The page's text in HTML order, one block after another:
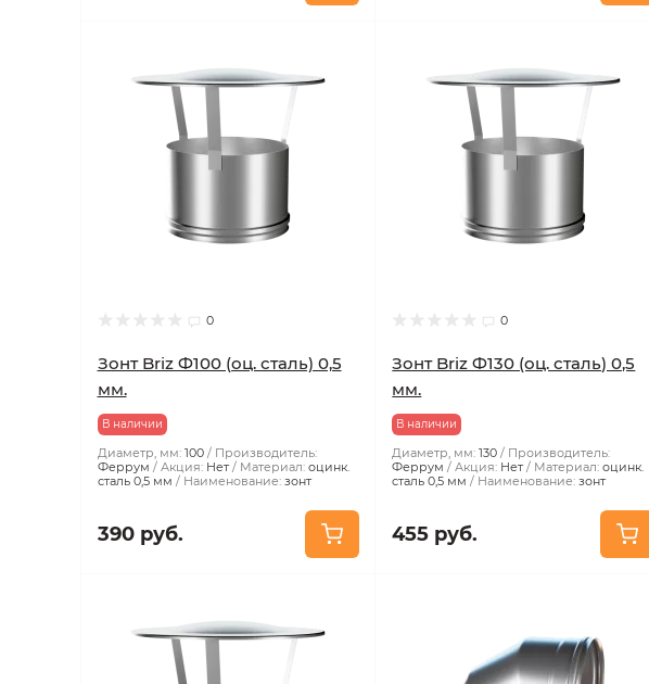
0
Зонт Briz Ф100 (оц. сталь) 0,5
мм.
В наличии
Диаметр, мм: 100
Производитель:
Феррум
Акция: Нет Материал: оцинк.
сталь 0,5 мм
Наименование: зонт
390 руб.
0
Зонт Briz Ф130 (оц. сталь) 0,5
мм.
В наличии
Диаметр, мм: 130
Производитель:
Феррум
Акция: Нет Материал: оцинк.
сталь 0,5 мм
Наименование: зонт
455 руб.